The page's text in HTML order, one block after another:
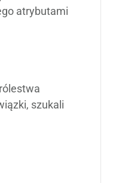
atrybutami
szukali